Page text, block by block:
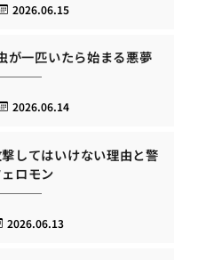
2026.06.15
が一匹いたら始まる悪夢
2026.06.14
してはいけない理由と警
ロモン
2026.06.13